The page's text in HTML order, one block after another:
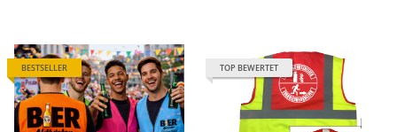
BESTSELLER TOP BEWERTET